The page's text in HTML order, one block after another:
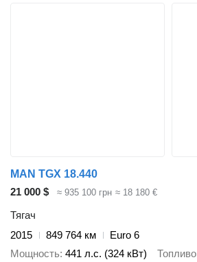
MAN TGX 18.440
21 000 $
≈ 935 100 грн ≈ 18 180 €
Тягач
2015
849 764 км
Euro 6
Мощность 441 л.с. (324 кВт) Топливо